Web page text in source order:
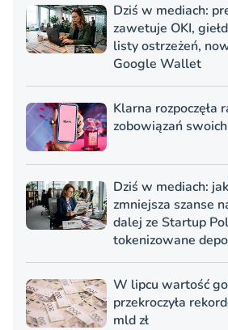
Dziś w mediach:
zawetuje OKI,
listy ostrzeżeń,
Google Wallet
Klarna rozpoczęła
zobowiązań
Dziś w mediach:
zmniejsza szanse
dalej ze Startup
tokenizowane
W lipcu wartość
przekroczyła
mld zł